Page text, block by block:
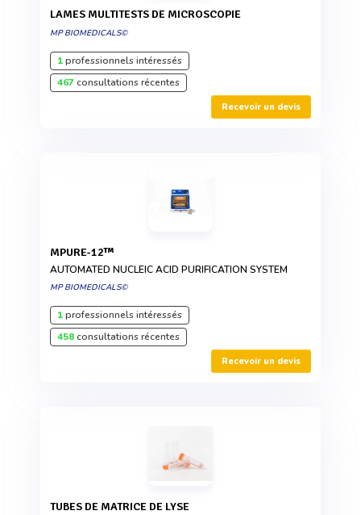
LAMES MULTITESTS DE MICROSCOPIE
MP BIOMEDICALS©
1professionnels intéressés
467consultations récentes
Recevoir un devis
MPURE-12™
AUTOMATED NUCLEIC ACID PURIFICATION SYSTEM
MP BIOMEDICALS©
1professionnels intéressés
458consultations récentes
Recevoir un devis
TUBES DE MATRICE DE LYSE